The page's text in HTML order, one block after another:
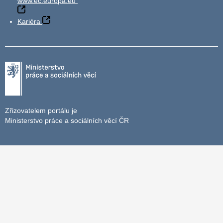
Kariéra
Zřizovatelem portálu je
Ministerstvo práce a sociálních věcí ČR